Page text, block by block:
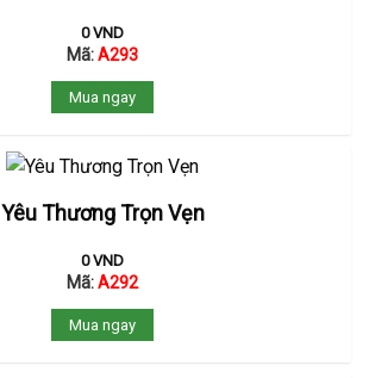
0VND
Mã:A293
Mua ngay
Yêu Thương Trọn Vẹn
0VND
Mã:A292
Mua ngay